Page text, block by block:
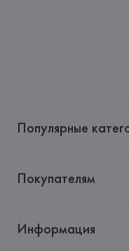
Популярные
Покупателям
Информация